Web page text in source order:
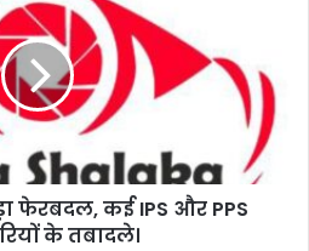
फेरबदल, कई IPS और PPS
के तबादले।